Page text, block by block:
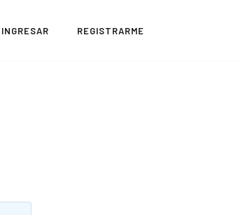
INGRESAR REGISTRARME